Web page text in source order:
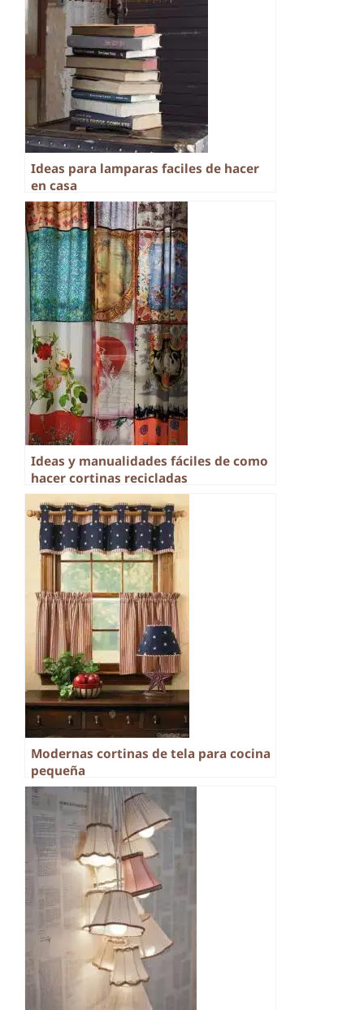
Ideas para lamparas faciles de hacer
en casa
Ideas y manualidades fáciles de como
hacer cortinas recicladas
Modernas cortinas de tela para cocina
pequeña